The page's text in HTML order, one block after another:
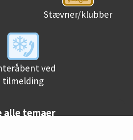
Stævner/klubber
ved
tilmelding
alle temaer